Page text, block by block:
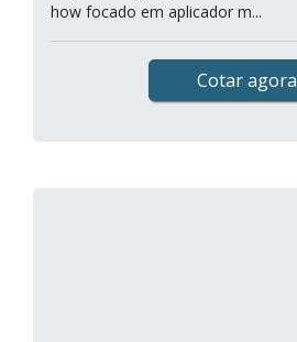
how focado em aplicador m...
Cotar agora